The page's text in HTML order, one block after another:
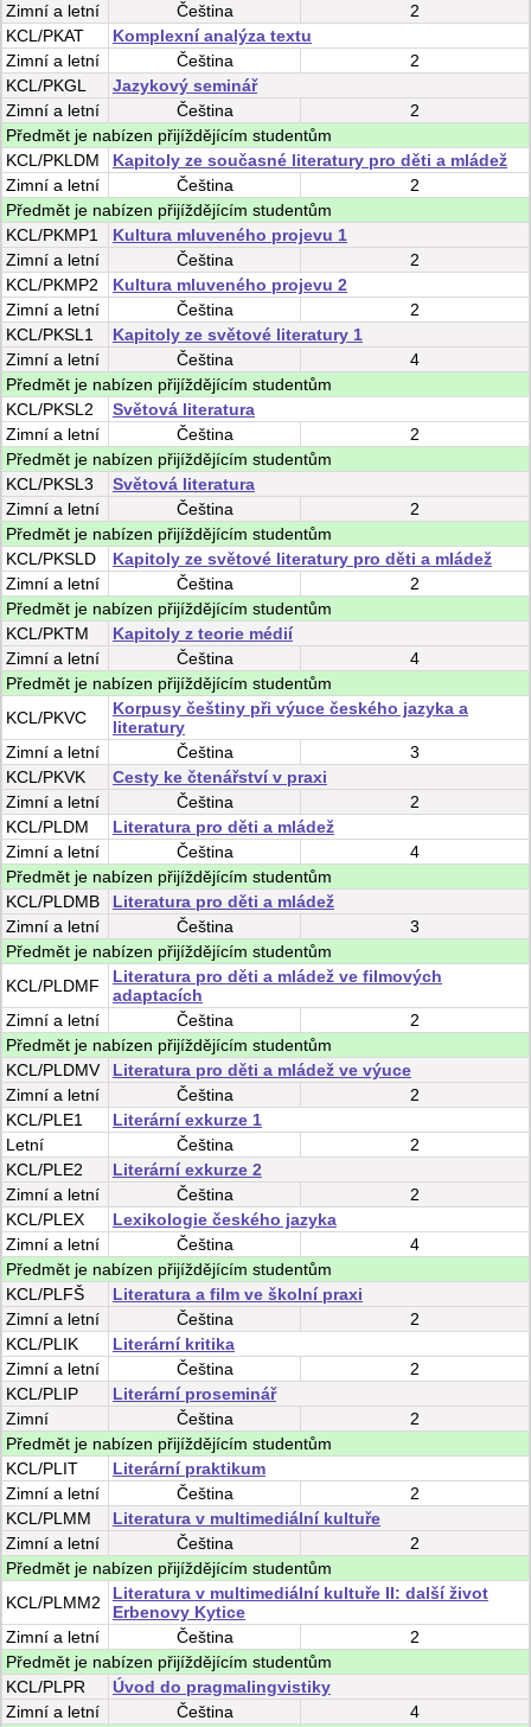
Zimní a letní Čeština
2
KCL/PKAT
Komplexní analýza textu
Zimní a letní Čeština
2
KCL/PKGL
Jazykový seminář
Zimní a letní Čeština
2
Předmět je nabízen přijíždějícím studentům
KCL/PKLDM
Kapitoly ze současné literatury pro děti a mládež
Zimní a letní Čeština
2
Předmět je nabízen přijíždějícím studentům
KCL/PKMP1
Kultura mluveného projevu 1
Zimní a letní Čeština
2
KCL/PKMP2
Kultura mluveného projevu 2
Zimní a letní Čeština
2
KCL/PKSL1
Kapitoly ze světové literatury 1
Zimní a letní Čeština
4
Předmět je nabízen přijíždějícím studentům
KCL/PKSL2
Světová literatura
Zimní a letní Čeština
2
Předmět je nabízen přijíždějícím studentům
KCL/PKSL3
Světová literatura
Zimní a letní Čeština
2
Předmět je nabízen přijíždějícím studentům
KCL/PKSLD
Kapitoly ze světové literatury pro děti a mládež
Zimní a letní Čeština
2
Předmět je nabízen přijíždějícím studentům
KCL/PKTM
Kapitoly z teorie médií
Zimní a letní Čeština
4
Předmět je nabízen přijíždějícím studentům
KCL/PKVC
Korpusy češtiny při výuce českého jazyka a
literatury
Zimní a letní Čeština
3
KCL/PKVK
Cesty ke čtenářství v praxi
Zimní a letní Čeština
2
KCL/PLDM
Literatura pro děti a mládež
Zimní a letní Čeština
4
Předmět je nabízen přijíždějícím studentům
KCL/PLDMB
Literatura pro děti a mládež
Zimní a letní Čeština
3
Předmět je nabízen přijíždějícím studentům
KCL/PLDMF
Literatura pro děti a mládež ve filmových
adaptacích
Zimní a letní Čeština
2
Předmět je nabízen přijíždějícím studentům
KCL/PLDMV
Literatura pro děti a mládež ve výuce
Zimní a letní Čeština
2
KCL/PLE1
Literární exkurze 1
Letní
Čeština
2
KCL/PLE2
Literární exkurze 2
Zimní a letní Čeština
2
KCL/PLEX
Lexikologie českého jazyka
Zimní a letní Čeština
4
Předmět je nabízen přijíždějícím studentům
KCL/PLFŠ
Literatura a film ve školní praxi
Zimní a letní Čeština
2
KCL/PLIK
Literární kritika
Zimní a letní Čeština
2
KCL/PLIP
Literární proseminář
Zimní
Čeština
2
Předmět je nabízen přijíždějícím studentům
KCL/PLIT
Literární praktikum
Zimní a letní Čeština
2
KCL/PLMM
Literatura v multimediální kultuře
Zimní a letní Čeština
2
Předmět je nabízen přijíždějícím studentům
KCL/PLMM2
Literatura v multimediální kultuře II: další život
Erbenovy Kytice
Zimní a letní Čeština
2
Předmět je nabízen přijíždějícím studentům
KCL/PLPR
Úvod do pragmalingvistiky
Zimní a letní Čeština 4